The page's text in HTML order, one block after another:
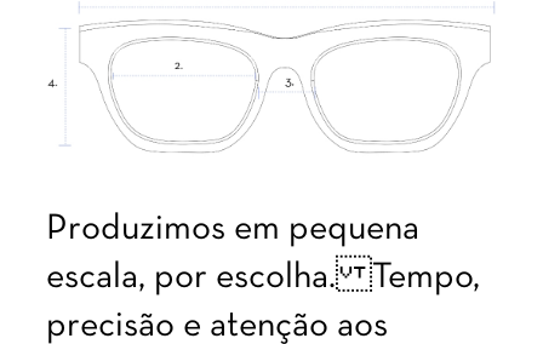
Produzimos em pequena
escala, por escolha. Tempo,
precisão e atenção aos